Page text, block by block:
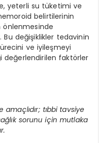
yeterli su tüketimi ve
belirtilerinin
önlenmesinde
değişiklikler tedavinin
ve iyileşmeyi
değerlendirilen faktörler
tıbbi tavsiye
sorunu için mutlaka